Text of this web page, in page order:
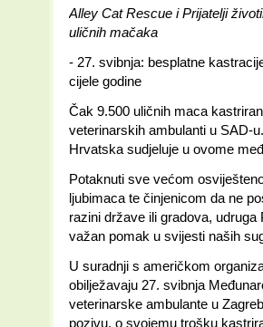
Alley Cat Rescue i Prijatelji
uličnih mačaka
- 27. svibnja: besplatne
cijele godine
Čak 9.500 uličnih maca
veterinarskih ambulanti u SAD-
Hrvatska sudjeluje u ovome
Potaknuti sve većom
ljubimaca te činjenicom da ne
razini države ili gradova,
važan pomak u svijesti naših
U suradnji s američkom
obilježavaju 27. svibnja
veterinarske ambulante u
pozivu, o svojemu trošku